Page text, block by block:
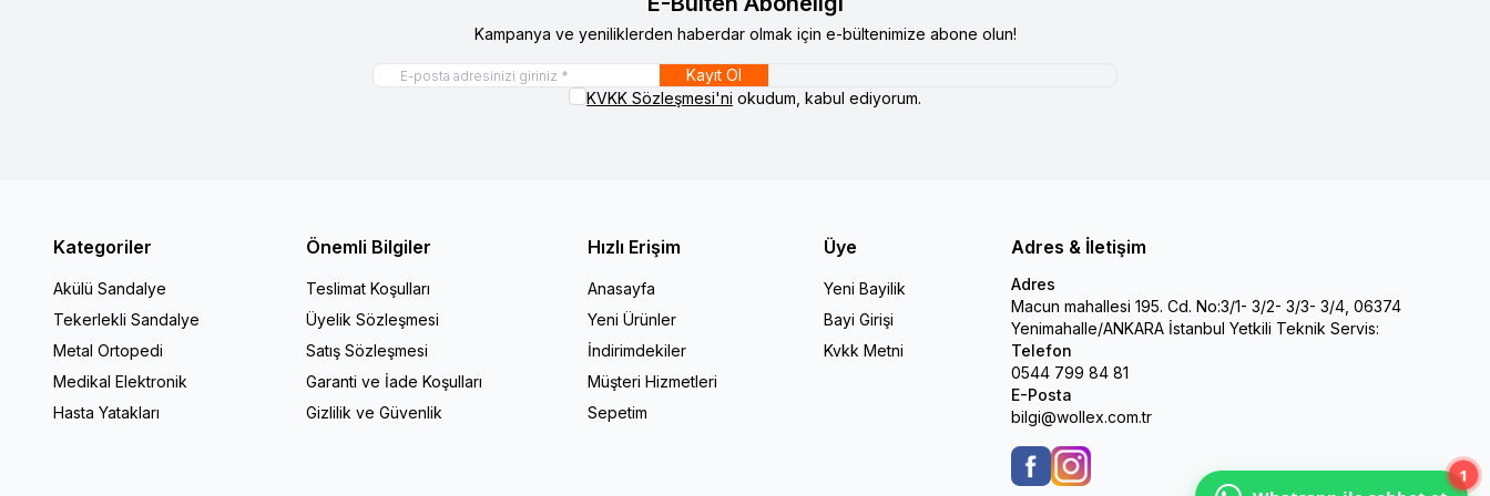
1
Kampanya ve yeniliklerden haberdar olmak için e-bültenimize abone olun!
Kayıt Ol
KVKK Sözleşmesi'ni okudum, kabul ediyorum.
Kategoriler
Akülü Sandalye
Tekerlekli Sandalye
Metal Ortopedi
Medikal Elektronik
Hasta Yatakları
Önemli Bilgiler
Teslimat Koşulları
Üyelik Sözleşmesi
Satış Sözleşmesi
Garanti ve İade Koşulları
Gizlilik ve Güvenlik
Hızlı Erişim
Anasayfa
Yeni Ürünler
İndirimdekiler
Müşteri Hizmetleri
Sepetim
Üye
Yeni Bayilik
Bayi Girişi
Kvkk Metni
Adres & İletişim
Adres
Macun mahallesi 195. Cd. No:3/1- 3/2- 3/3- 3/4, 06374
Yenimahalle/ANKARA İstanbul Yetkili Teknik Servis:
Telefon
0544 799 84 81
E-Posta
bilgi@wollex.com.tr
FacebookInstagram